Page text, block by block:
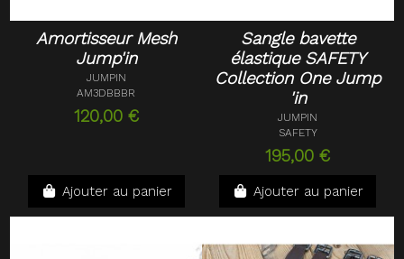
Amortisseur Mesh
Jump'in
JUMPIN
AM3DBBBR
120,00 €
Ajouter au panier
Sangle bavette
élastique SAFETY
Collection One Jump
'in
JUMPIN
SAFETY
195,00 €
Ajouter au panier